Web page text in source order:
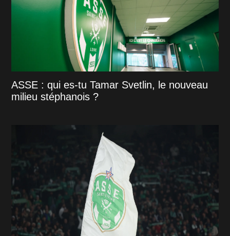
ASSE : qui es-tu Tamar Svetlin, le nouveau
milieu stéphanois ?